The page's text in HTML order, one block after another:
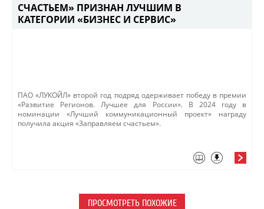
СЧАСТЬЕМ» ПРИЗНАН ЛУЧШИМ В
КАТЕГОРИИ «БИЗНЕС И СЕРВИС»
ПАО «ЛУКОЙЛ» второй год подряд одерживает победу в премии
«Развитие Регионов. Лучшее для России». В 2024 году в
номинации «Лучший коммуникационный проект» награду
получила акция «Заправляем счастьем».
ПРОСМОТРЕТЬ ПОХОЖИЕ